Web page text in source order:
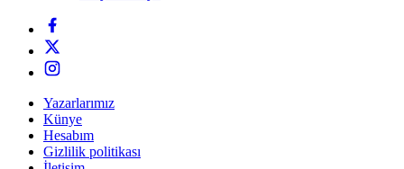
Yazarlarımız
Künye
Hesabım
Gizlilik politikası